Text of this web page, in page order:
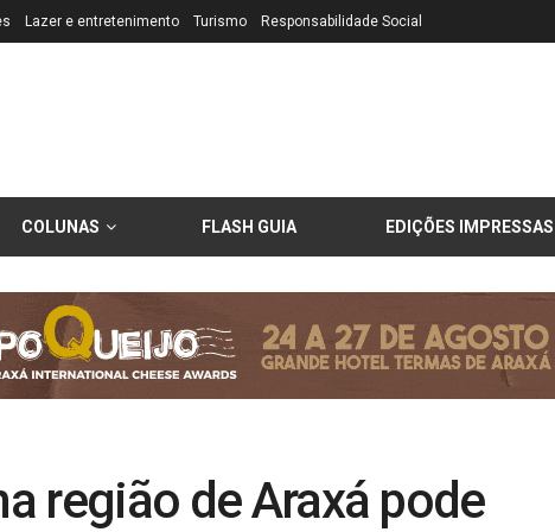
Lazer e entretenimento Turismo Responsabilidade Social
COLUNAS FLASH GUIA EDIÇÕES IMPRESSAS
região de Araxá pode